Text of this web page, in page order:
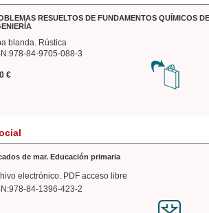
RESUELTOS DE FUNDAMENTOS QUÍMICOS
blanda. Rústica
84-9705-088-3
€
de mar. Educación primaria
electrónico. PDF acceso libre
84-1396-423-2